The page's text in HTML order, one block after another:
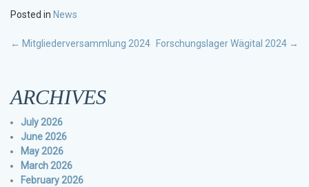
Posted in News
POST
← Mitgliederversammlung 2024 Forschungslager Wägital 2024 →
ARCHIVES
July 2026
June 2026
May 2026
March 2026
February 2026